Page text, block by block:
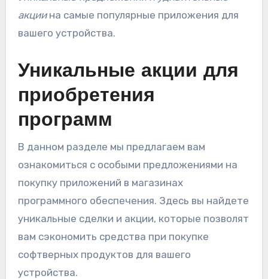
акциина самые популярные приложения для
вашего устройства.
Уникальные акции для
приобретения
программ
В данном разделе мы предлагаем вам
ознакомиться с особыми предложениями на
покупку приложений в магазинах
программного обеспечения. Здесь вы найдете
уникальные сделки и акции, которые позволят
вам сэкономить средства при покупке
софтверных продуктов для вашего
устройства.